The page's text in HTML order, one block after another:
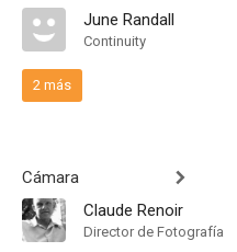
June Randall
Continuity
2 más
Cámara
Claude Renoir
Director de Fotografía